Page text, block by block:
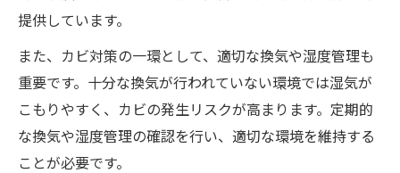
提供しています。
また、カビ対策の一環として、適切な換気や湿度管理も
重要です。十分な換気が行われていない環境では湿気が
こもりやすく、カビの発生リスクが高まります。定期的
な換気や湿度管理の確認を行い、適切な環境を維持する
ことが必要です。